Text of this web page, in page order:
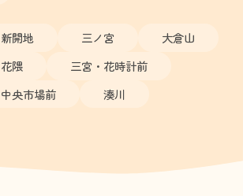
新開地 三ノ宮
大倉山
花隈
三宮・花時計前
中央市場前 湊川